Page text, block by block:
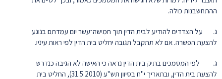
ההתחשבנות כולה.
ג. על הצדדים להודיע לבית הדין תוך חמישה־עשר יום עמדתם בנוגע
להצעת הפשרה. אם לא תתקבל תגובה יחליט בית הדין לפי ראות עיניו.
ג. לפי המסמכים בתיק בית הדין נראה כי האישה לא הגיבה כנדרש
להצעת בית הדין, ובתאריך י"ח בסיוון תש"ע (31.5.2010), החליט בית